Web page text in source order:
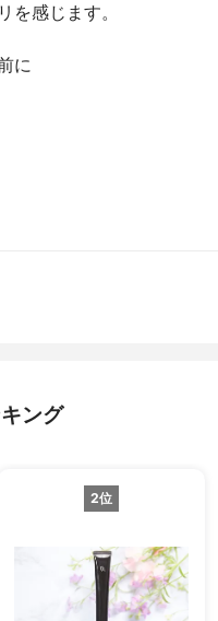
を感じます。
に
ング
2位